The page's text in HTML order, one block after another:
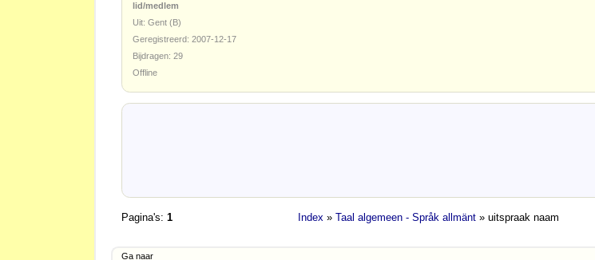
lid/medlem
Uit: Gent (B)
Geregistreerd: 2007-12-17
Bijdragen: 29
Offline
Pagina's: 1 Index » Taal algemeen - Språk allmänt » uitspraak naam
Ga naar